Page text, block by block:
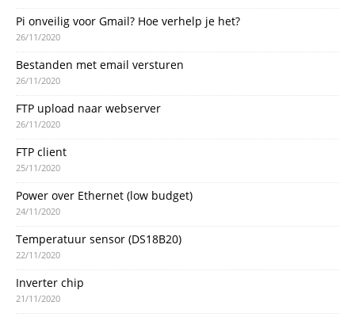
Pi onveilig voor Gmail? Hoe verhelp je het?
26/11/2020
Bestanden met email versturen
26/11/2020
FTP upload naar webserver
26/11/2020
FTP client
25/11/2020
Power over Ethernet (low budget)
24/11/2020
Temperatuur sensor (DS18B20)
22/11/2020
Inverter chip
21/11/2020